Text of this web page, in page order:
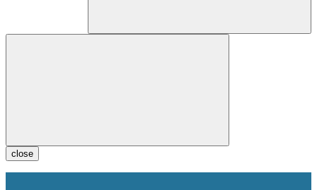
close